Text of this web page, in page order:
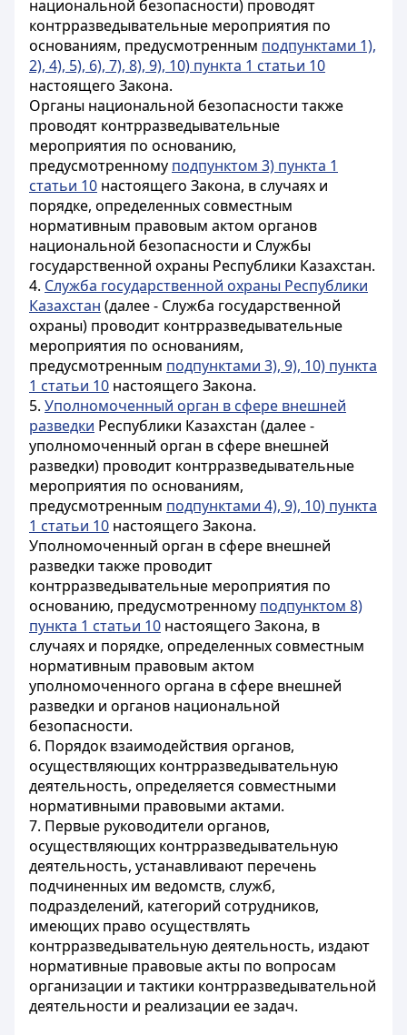
национальной безопасности) проводят
контрразведывательные мероприятия по
основаниям, предусмотренным подпунктами 1),
2), 4), 5), 6), 7), 8), 9), 10) пункта 1 статьи 10
настоящего Закона.
Органы национальной безопасности также
проводят контрразведывательные
мероприятия по основанию,
предусмотренному подпунктом 3) пункта 1
статьи 10 настоящего Закона, в случаях и
порядке, определенных совместным
нормативным правовым актом органов
национальной безопасности и Службы
государственной охраны Республики Казахстан.
4. Служба государственной охраны Республики
Казахстан (далее - Служба государственной
охраны) проводит контрразведывательные
мероприятия по основаниям,
предусмотренным подпунктами 3), 9), 10) пункта
1 статьи 10 настоящего Закона.
5. Уполномоченный орган в сфере внешней
разведки Республики Казахстан (далее -
уполномоченный орган в сфере внешней
разведки) проводит контрразведывательные
мероприятия по основаниям,
предусмотренным подпунктами 4), 9), 10) пункта
1 статьи 10 настоящего Закона.
Уполномоченный орган в сфере внешней
разведки также проводит
контрразведывательные мероприятия по
основанию, предусмотренному подпунктом 8)
пункта 1 статьи 10 настоящего Закона, в
случаях и порядке, определенных совместным
нормативным правовым актом
уполномоченного органа в сфере внешней
разведки и органов национальной
безопасности.
6. Порядок взаимодействия органов,
осуществляющих контрразведывательную
деятельность, определяется совместными
нормативными правовыми актами.
7. Первые руководители органов,
осуществляющих контрразведывательную
деятельность, устанавливают перечень
подчиненных им ведомств, служб,
подразделений, категорий сотрудников,
имеющих право осуществлять
контрразведывательную деятельность, издают
нормативные правовые акты по вопросам
организации и тактики контрразведывательной
деятельности и реализации ее задач.